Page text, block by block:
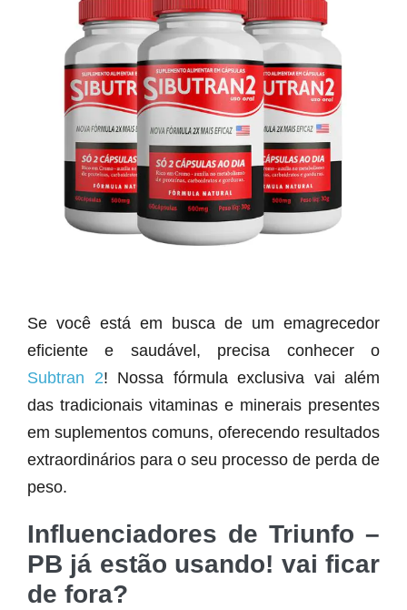
Se você está em busca de um emagrecedor
eficiente e saudável, precisa conhecer o
Subtran 2! Nossa fórmula exclusiva vai além
das tradicionais vitaminas e minerais presentes
em suplementos comuns, oferecendo resultados
extraordinários para o seu processo de perda de
peso.
Influenciadores de Triunfo –
PB já estão usando! vai ficar
de fora?